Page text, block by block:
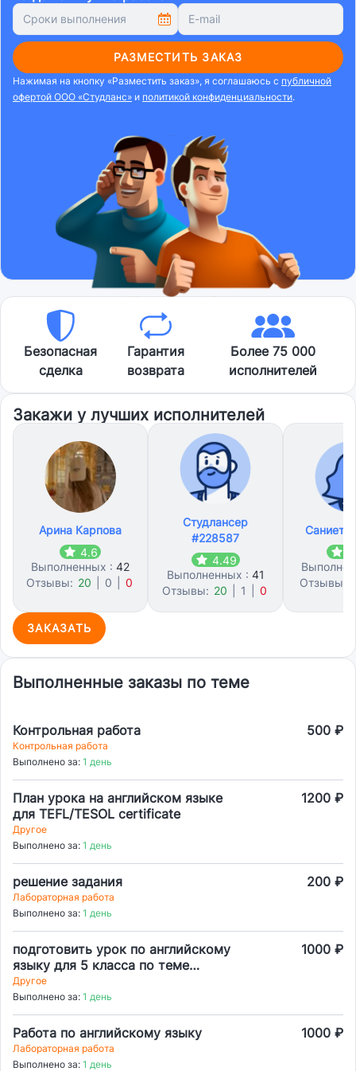
РАЗМЕСТИТЬ ЗАКАЗ
Нажимая на кнопку «Разместить заказ», я соглашаюсь с публичной
офертой ООО «Студланс» и политикой конфиденциальности.
Безопасная
сделка
Гарантия
возврата
Более 75 000
исполнителей
Закажи у лучших исполнителей
Арина Карпова
4.6
Выполненных : 42
Отзывы: 20 0 0
Студлансер
#228587
4.49
Выполненных : 41
Отзывы: 20 1 0
Саниет
Отзывы:
ЗАКАЗАТЬ
Выполненные заказы по теме
Контрольная работа 500 ₽
Контрольная работа
Выполнено за: 1 день
План урока на английском языке
для TEFL/TESOL certificate
1200 ₽
Другое
Выполнено за: 1 день
решение задания 200 ₽
Лабораторная работа
Выполнено за: 1 день
подготовить урок по английскому
языку для 5 класса по теме
shopping. Можно фрагмент урока.
1000 ₽
Другое
Выполнено за: 1 день
Работа по английскому языку 1000 ₽
Лабораторная работа
Выполнено за: 1 день